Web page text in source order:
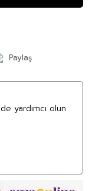
Paylaş
yardımcı olun